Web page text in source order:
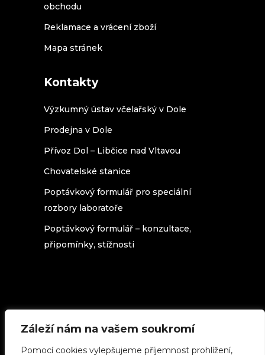
Záleží nám na vašem soukromí
Pomocí cookies vylepšujeme příjemnost prohlížení,
obchodu
Reklamace a vrácení zboží
Mapa stránek
Kontakty
Výzkumný ústav včelařský v Dole
Prodejna v Dole
Přívoz Dol – Libčice nad Vltavou
Chovatelské stanice
Poptávkový formulář pro speciální
rozbory laboratoře
Poptávkový formulář – konzultace,
připomínky, stížnosti
licenci Creative Commons 3.0 Česká
republika(použijete-li cokoliv z našich